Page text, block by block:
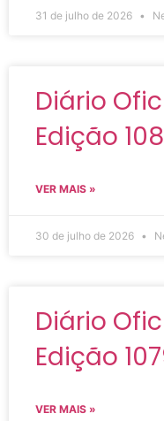
31 de julho de 2026
Diário
Edição
VER MAIS »
30 de julho de 2026
Diário
Edição
VER MAIS »